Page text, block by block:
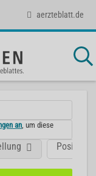
aerzteblatt.de
an , um diese
Position